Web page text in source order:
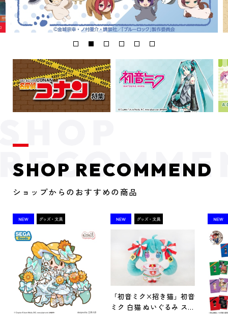
SHOP RECOMMEND
ショップからのおすすめの商品
「初音ミク×招き猫」初音
ミク 白猫 ぬいぐるみ スタ